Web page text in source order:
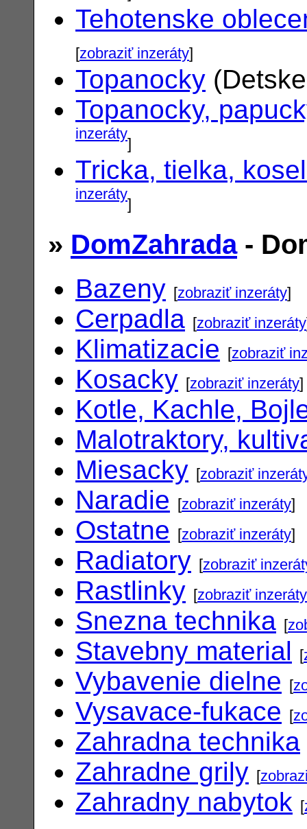
Tehotenske
[zobraziť inzeráty]
Topanocky
Topanocky,
inzeráty]
Tricka, tielka,
inzeráty]
» DomZahrada-
Bazeny [zobraziť inzeráty]
Cerpadla [zobraziť inzeráty
Klimatizacie [zobraziť
Kosacky [zobraziť inzeráty]
Kotle, Kachle,
Malotraktory,
Miesacky [zobraziť
Naradie [zobraziť inzeráty]
Ostatne [zobraziť inzeráty]
Radiatory [zobraziť
Rastlinky [zobraziť inzeráty
Snezna technika [
Stavebny material [
Vybavenie dielne [
Vysavace-fukace [
Zahradna technika
Zahradne grily [
Zahradny nabytok [